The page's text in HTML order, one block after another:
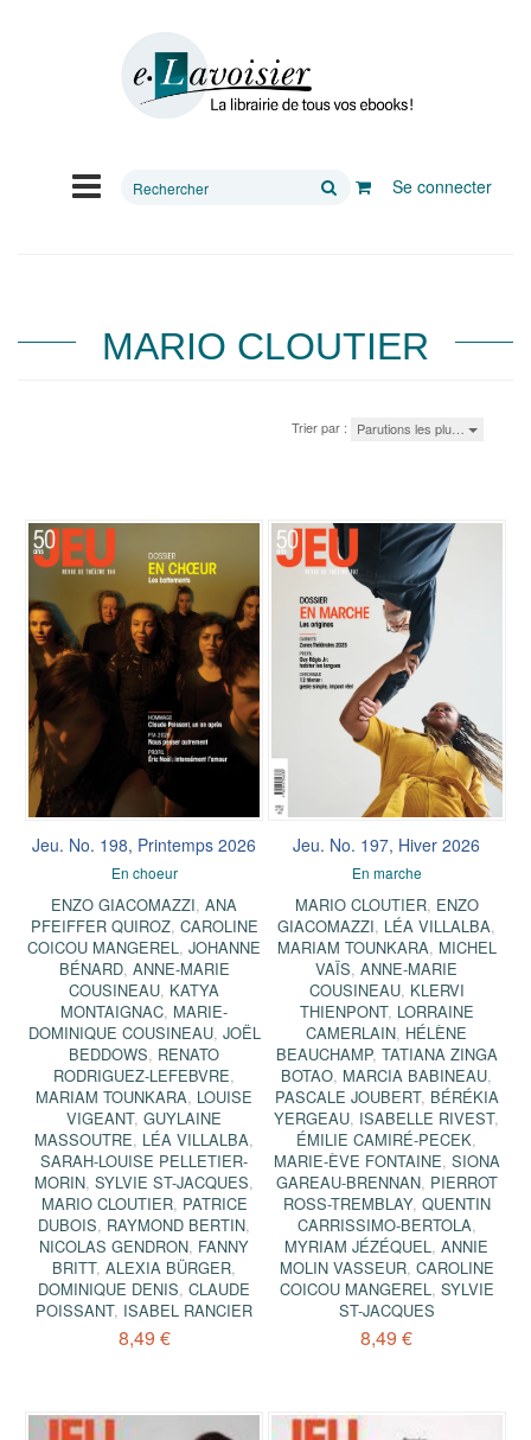
Rechercher
Se connecter
MARIO CLOUTIER
Trier par : Parutions les plu…
Jeu. No. 198, Printemps 2026
En choeur
ENZO GIACOMAZZI,ANA
PFEIFFER QUIROZ, CAROLINE
COICOU MANGEREL,JOHANNE
BÉNARD, ANNE-MARIE
COUSINEAU, KATYA
MONTAIGNAC, MARIE-
DOMINIQUE COUSINEAU, JOËL
BEDDOWS, RENATO
RODRIGUEZ-LEFEBVRE,
MARIAM TOUNKARA, LOUISE
VIGEANT,GUYLAINE
MASSOUTRE, LÉA VILLALBA,
SARAH-LOUISE PELLETIER-
MORIN,SYLVIE ST-JACQUES,
MARIO CLOUTIER, PATRICE
DUBOIS, RAYMOND BERTIN,
NICOLAS GENDRON, FANNY
BRITT,ALEXIA BÜRGER,
DOMINIQUE DENIS,CLAUDE
POISSANT, ISABEL RANCIER
8,49 €
Jeu. No. 197, Hiver 2026
En marche
MARIO CLOUTIER, ENZO
GIACOMAZZI, LÉA VILLALBA,
MARIAM TOUNKARA, MICHEL
VAÏS,ANNE-MARIE
COUSINEAU, KLERVI
THIENPONT, LORRAINE
CAMERLAIN, HÉLÈNE
BEAUCHAMP, TATIANA ZINGA
BOTAO, MARCIA BABINEAU,
PASCALE JOUBERT, BÉRÉKIA
YERGEAU, ISABELLE RIVEST,
ÉMILIE CAMIRÉ-PECEK,
MARIE-ÈVE FONTAINE, SIONA
GAREAU-BRENNAN, PIERROT
ROSS-TREMBLAY, QUENTIN
CARRISSIMO-BERTOLA,
MYRIAM JÉZÉQUEL,ANNIE
MOLIN VASSEUR, CAROLINE
COICOU MANGEREL, SYLVIE
ST-JACQUES
8,49 €